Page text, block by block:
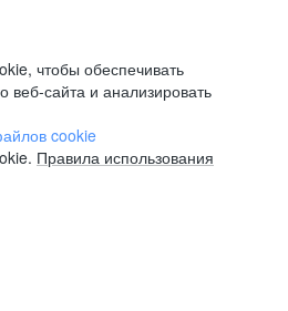
чтобы обеспечивать
веб-сайта и анализировать
cookie
Правила использования